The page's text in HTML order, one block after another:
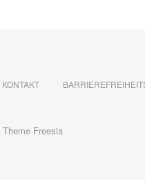
KONTAKT
Theme Freesia